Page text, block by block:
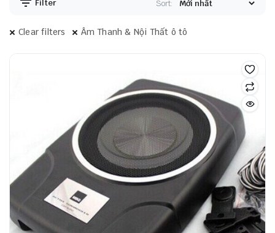
Filter Sort:
Clear filters Âm Thanh & Nội Thất ô tô